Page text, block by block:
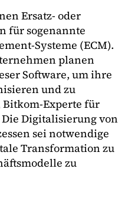
Ersatz- oder
für sogenannte
Systeme (ECM).
planen
Software, um ihre
und zu
Bitkom-Experte für
Die Digitalisierung von
sei notwendige
Transformation zu
zu